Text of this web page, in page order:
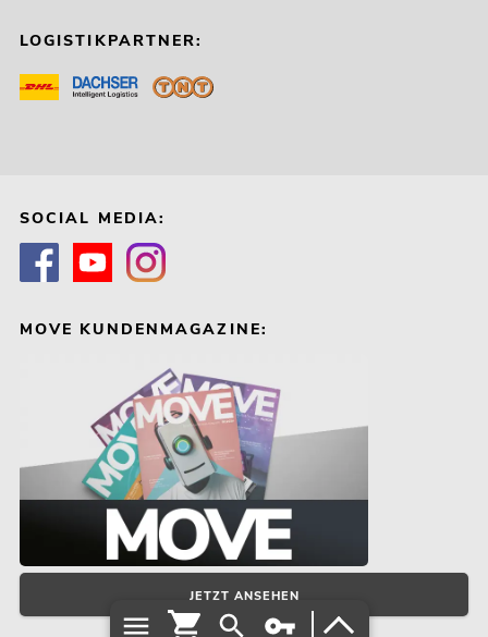
LOGISTIKPARTNER:
SOCIAL MEDIA:
MOVE KUNDENMAGAZINE:
JETZT ANSEHEN